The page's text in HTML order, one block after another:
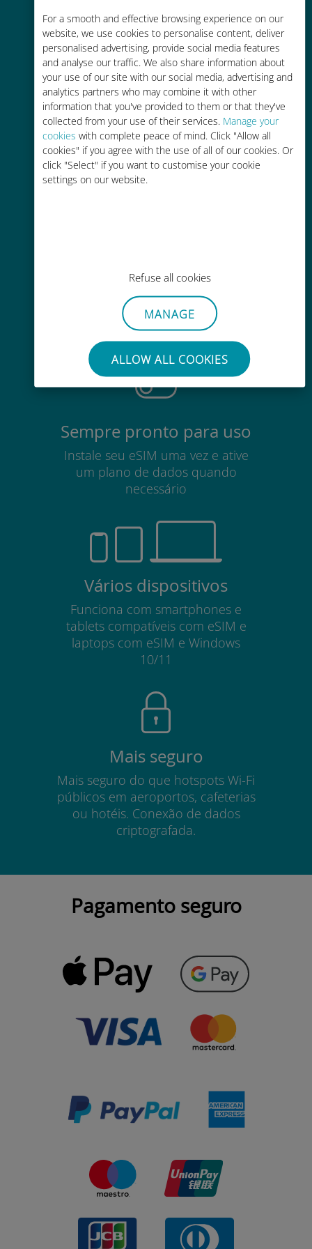
For a smooth and effective browsing experience on our
website, we use cookies to personalise content, deliver
personalised advertising, provide social media features
and analyse our traffic. We also share information about
your use of our site with our social media, advertising and
analytics partners who may combine it with other
information that you've provided to them or that they've
collected from your use of their services. Manage your
cookies with complete peace of mind. Click "Allow all
cookies" if you agree with the use of all of our cookies. Or
click "Select" if you want to customise your cookie
settings on our website.
Refuse all cookies
MANAGE
ALLOW ALL COOKIES
tarifas de roaming de sua
operadora atual
Fácil recarga
Em qualquer lugar por meio do
aplicativo Ubigi, mesmo sem Wi-Fi
Sem esforço
Não há necessidade de remover
seu cartão SIM existente
Sempre pronto para uso
Instale seu eSIM uma vez e ative
um plano de dados quando
necessário
Vários dispositivos
Funciona com smartphones e
tablets compatíveis com eSIM e
laptops com eSIM e Windows
10/11
Mais seguro
Mais seguro do que hotspots Wi-Fi
públicos em aeroportos, cafeterias
ou hotéis. Conexão de dados
criptografada.
Pagamento seguro